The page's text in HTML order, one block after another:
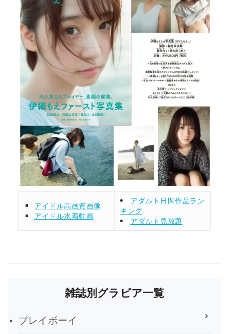
アイドル高画質画像
アイドル水着動画
アダルト日間作品ラン
キング
アダルト見放題
雑誌別グラビア一覧
プレイボーイ